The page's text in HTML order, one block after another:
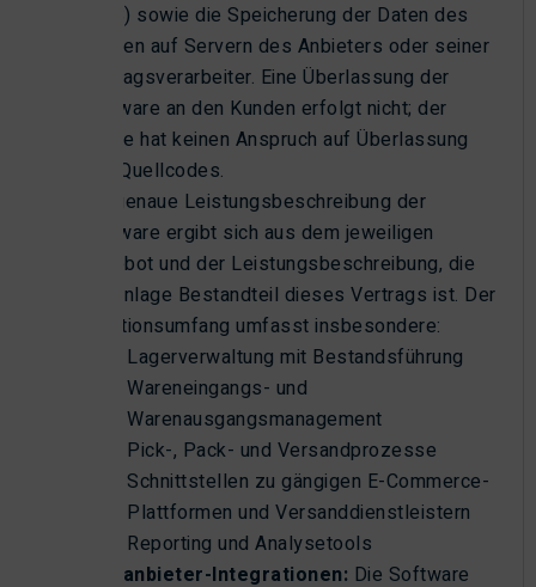
SaaS) sowie die Speicherung der Daten des
Kunden auf Servern des Anbieters oder seiner
Auftragsverarbeiter. Eine Überlassung der
Software an den Kunden erfolgt nicht; der
Kunde hat keinen Anspruch auf Überlassung
des Quellcodes.
Die genaue Leistungsbeschreibung der
Software ergibt sich aus dem jeweiligen
Angebot und der Leistungsbeschreibung, die
als Anlage Bestandteil dieses Vertrags ist. Der
Funktionsumfang umfasst insbesondere:
Lagerverwaltung mit Bestandsführung
Wareneingangs- und
Warenausgangsmanagement
Pick-, Pack- und Versandprozesse
Schnittstellen zu gängigen E-Commerce-
Plattformen und Versanddienstleistern
Reporting und Analysetools
Drittanbieter-Integrationen: Die Software